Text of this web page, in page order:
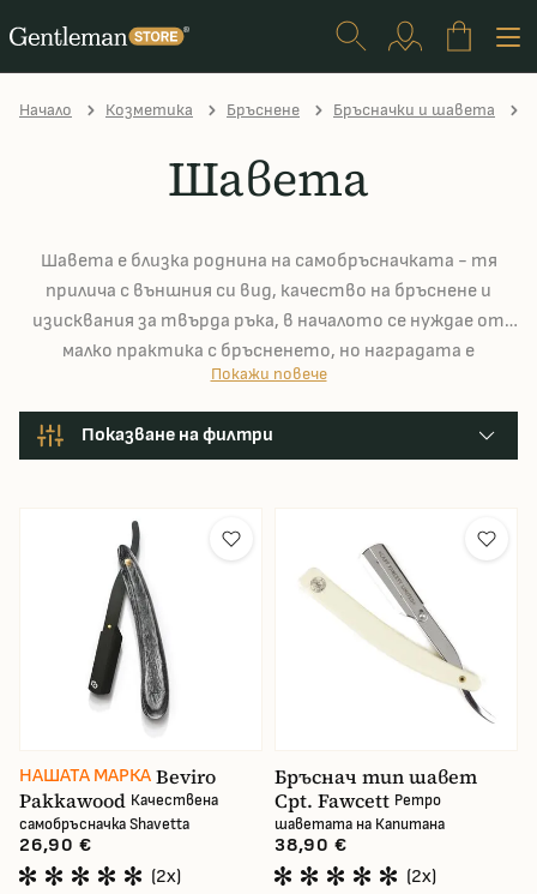
Начало Козметика Бръснене Бръсначки и шавета
Шавета
Шавета е близка роднина на самобръсначката - тя
прилича с външния си вид, качество на бръснене и
изисквания за твърда ръка, в началото се нуждае от
малко практика с бръсненето, но наградата е
наистина сладка. Основното предимство на шавета?
Няма нужда да се грижите за острието, чиято роля
изпълнява класически бръснач.
Покажи повече
Показване на филтри
Производител
Сортиране (бръсначки)
Цена
В наличност
НАШАТА МАРКА Beviro
Pakkawood Качествена
самобръсначка Shavetta
26,90 €
(2x)
Бръснач тип шавет
Cpt. Fawcett Ретро
шаветата на Капитана
38,90 €
(2x)